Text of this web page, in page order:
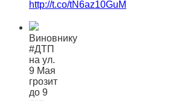
http://t.co/tN6az10GuM
Виновнику
#ДТП
на ул.
9 Мая
грозит
до 9